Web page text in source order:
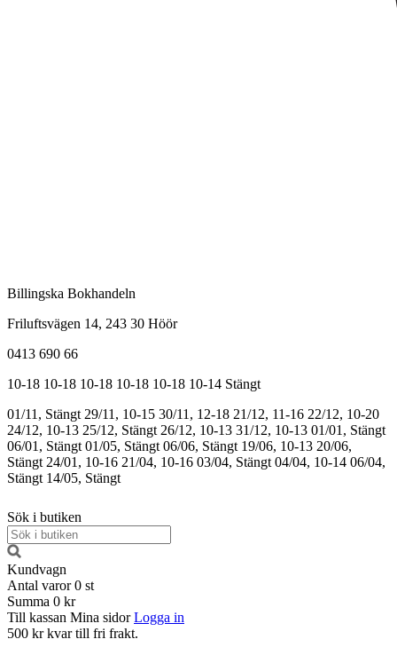
Billingska Bokhandeln
Friluftsvägen 14, 243 30 Höör
0413 690 66
10-18 10-18 10-18 10-18 10-18 10-14 Stängt
01/11, Stängt 29/11, 10-15 30/11, 12-18 21/12, 11-16 22/12, 10-20
24/12, 10-13 25/12, Stängt 26/12, 10-13 31/12, 10-13 01/01, Stängt
06/01, Stängt 01/05, Stängt 06/06, Stängt 19/06, 10-13 20/06,
Stängt 24/01, 10-16 21/04, 10-16 03/04, Stängt 04/04, 10-14 06/04,
Stängt 14/05, Stängt
Sök i butiken
Kundvagn
Antal varor 0 st
Summa 0 kr
Till kassan Mina sidor Logga in
500 kr kvar till fri frakt.